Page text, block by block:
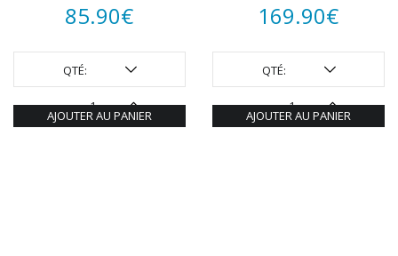
85.90€
QTÉ:
AJOUTER AU PANIER
169.90€
QTÉ:
AJOUTER AU PANIER